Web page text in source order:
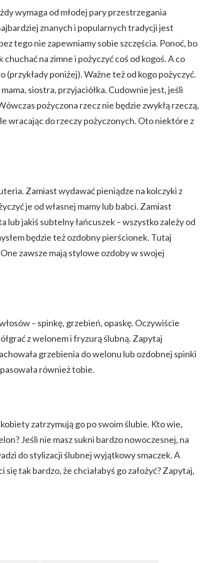
wymaga od młodej pary przestrzegania
znanych i popularnych tradycji jest
tego nie zapewniamy sobie szczęścia. Ponoć, bo
na zimne i pożyczyć coś od kogoś. A co
(przykłady poniżej). Ważne też od kogo pożyczyć.
siostra, przyjaciółka. Cudownie jest, jeśli
pożyczona rzecz nie będzie zwykłą rzeczą,
wracając do rzeczy pożyczonych. Oto niektóre z
Zamiast wydawać pieniądze na kolczyki z
je od własnej mamy lub babci. Zamiast
lub jakiś subtelny łańcuszek – wszystko zależy od
będzie też ozdobny pierścionek. Tutaj
zawsze mają stylowe ozdoby w swojej
– spinkę, grzebień, opaskę. Oczywiście
z welonem i fryzurą ślubną. Zapytaj
grzebienia do welonu lub ozdobnej spinki
również tobie.
zatrzymują go po swoim ślubie. Kto wie,
Jeśli nie masz sukni bardzo nowoczesnej, na
do stylizacji ślubnej wyjątkowy smaczek. A
tak bardzo, że chciałabyś go założyć? Zapytaj,